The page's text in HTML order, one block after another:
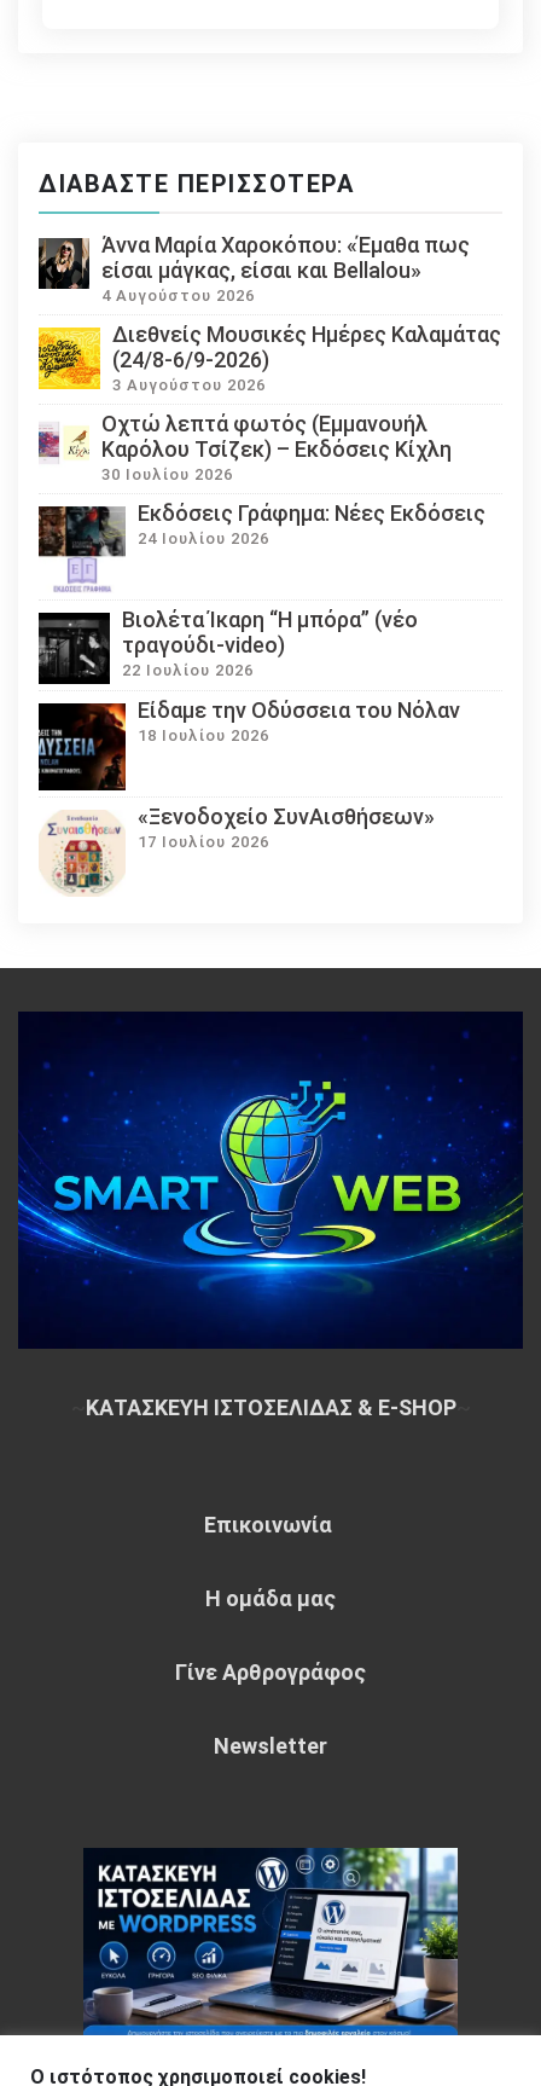
ΔΙΑΒΆΣΤΕ ΠΕΡΙΣΣΌΤΕΡΑ
Άννα Μαρία Χαροκόπου: «Έμαθα πως
είσαι μάγκας, είσαι και Bellalou»
4 Αυγούστου 2026
Διεθνείς Μουσικές Ημέρες Καλαμάτας
(24/8-6/9-2026)
3 Αυγούστου 2026
Οχτώ λεπτά φωτός (Εμμανουήλ
Καρόλου Τσίζεκ) – Εκδόσεις Κίχλη
30 Ιουλίου 2026
Εκδόσεις Γράφημα: Νέες Εκδόσεις
24 Ιουλίου 2026
Βιολέτα Ίκαρη “Η μπόρα” (νέο
τραγούδι-video)
22 Ιουλίου 2026
Eίδαμε την Οδύσσεια του Νόλαν
18 Ιουλίου 2026
«Ξενοδοχείο ΣυνΑισθήσεων»
17 Ιουλίου 2026
ΚΑΤΑΣΚΕΥΗ ΙΣΤΟΣΕΛΙΔΑΣ & E-SHOP~
Επικοινωνία
Η ομάδα μας
Γίνε Αρθρογράφος
Newsletter
Ο ιστότοπος χρησιμοποιεί cookies!